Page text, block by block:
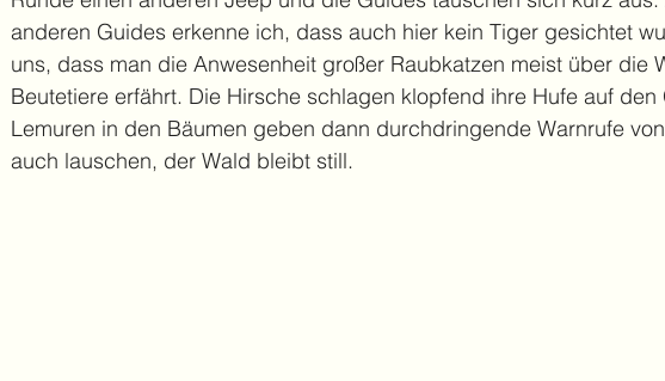
anderen Guides erkenne ich, dass auch hier kein Tiger gesichtet
uns, dass man die Anwesenheit großer Raubkatzen meist über die
Beutetiere erfährt. Die Hirsche schlagen klopfend ihre Hufe auf
Lemuren in den Bäumen geben dann durchdringende Warnrufe
auch lauschen, der Wald bleibt still.